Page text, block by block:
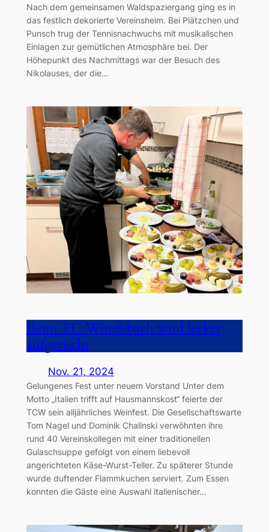
Nach dem gemeinsamen Waldspaziergang ging es in
das festlich dekorierte Vereinsheim. Bei Plätzchen und
Punsch trug der Tennisnachwuchs mit musikalischen
Einlagen zur gemütlichen Atmosphäre bei. Der
Höhepunkt des Nachmittags war der Besuch des
Nikolauses, der die…
Beim TC Wittelsbach wird lecker
aufgetischt
Nov. 21, 2024
Gelungenes Fest unter neuem Vorstand Unter dem
Motto „Italien trifft auf Hausmannskost“ feierte der
TCW sein alljährliches Weinfest. Die Gesellschaftswarte
Tom Nagel und Dominik Chalinski verwöhnten ihre
rund 40 Vereinskollegen mit einer traditionellen
Gulaschsuppe gefolgt von einem liebevoll
angerichteten Käse-Wurst-Teller. Zu späterer Stunde
wurde duftender Flammkuchen serviert. Zum Essen
konnten die Gäste eine Auswahl italienischer…